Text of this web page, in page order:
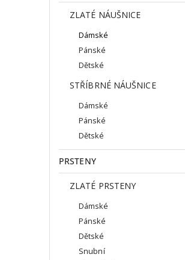
ZLATÉ NÁUŠNICE
Dámské
Pánské
Dětské
STŘÍBRNÉ NÁUŠNICE
Dámské
Pánské
Dětské
PRSTENY
ZLATÉ PRSTENY
Dámské
Pánské
Dětské
Snubní